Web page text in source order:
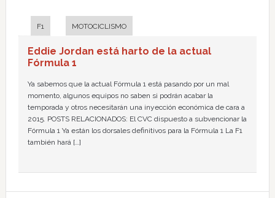
F1 MOTOCICLISMO
Eddie Jordan está harto de la actual
Fórmula 1
Ya sabemos que la actual Fórmula 1 está pasando por un mal
momento, algunos equipos no saben si podrán acabar la
temporada y otros necesitarán una inyección económica de cara a
2015. POSTS RELACIONADOS: El CVC dispuesto a subvencionar la
Fórmula 1 Ya están los dorsales definitivos para la Fórmula 1 La F1
también hará […]